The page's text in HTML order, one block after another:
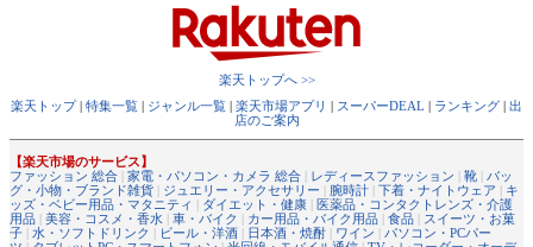
楽天トップへ >>
楽天トップ| 特集一覧 | ジャンル一覧 | 楽天市場アプリ | スーパーDEAL | ランキング | 出
店のご案内
【楽天市場のサービス】
ファッション 総合 | 家電・パソコン・カメラ 総合 | レディースファッション | 靴 | バッ
グ・小物・ブランド雑貨 | ジュエリー・アクセサリー | 腕時計 | 下着・ナイトウェア | キ
ッズ・ベビー用品・マタニティ | ダイエット・健康 | 医薬品・コンタクトレンズ・介護
用品 | 美容・コスメ・香水 | 車・バイク | カー用品・バイク用品 | 食品 | スイーツ・お菓
子 | 水・ソフトドリンク | ビール・洋酒 | 日本酒・焼酎 | ワイン | パソコン・PCパー